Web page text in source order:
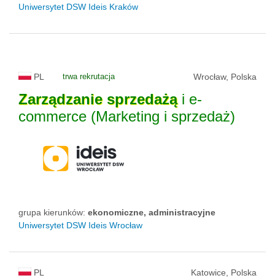
Uniwersytet DSW Ideis Kraków
PL trwa rekrutacja Wrocław, Polska
Zarządzanie sprzedażąi e-
commerce (Marketing i sprzedaż)
grupa kierunków: ekonomiczne, administracyjne
Uniwersytet DSW Ideis Wrocław
PL Katowice, Polska